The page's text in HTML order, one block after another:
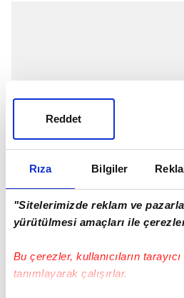
Rıza Bilgiler
"Sitelerimizde reklam ve
yürütülmesi amaçları ile
Bu çerezler, kullanıcıların
tanımlayarak çalışırlar.
Reddet
Silva'nın Kulübümüze